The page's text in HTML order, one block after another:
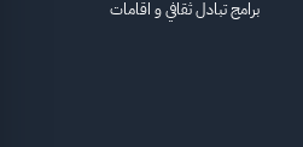
برامج تبادل ثقافي و اقامات